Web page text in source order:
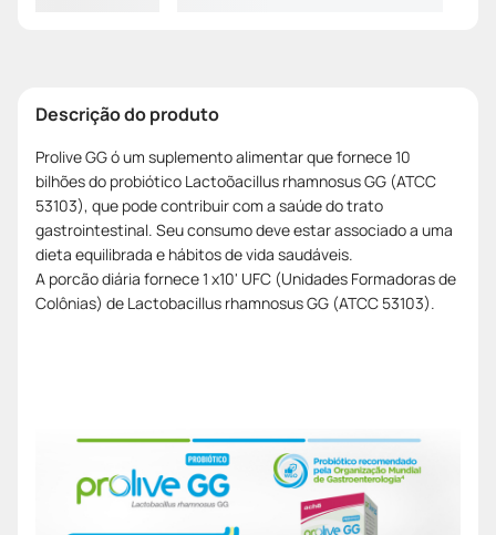
Descrição do produto
Prolive GG ó um suplemento alimentar que fornece 10
bilhões do probiótico Lactoõacillus rhamnosus GG (ATCC
53103), que pode contribuir com a saúde do trato
gastrointestinal. Seu consumo deve estar associado a uma
dieta equilibrada e hábitos de vida saudáveis.
A porcão diária fornece 1 x10' UFC (Unidades Formadoras de
Colônias) de Lactobacillus rhamnosus GG (ATCC 53103).